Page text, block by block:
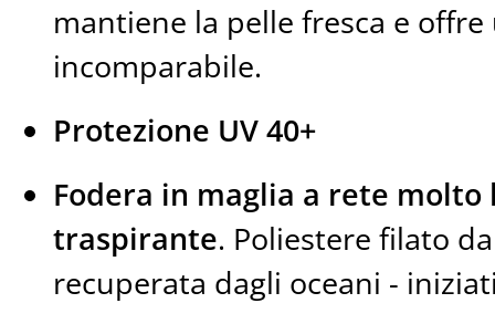
mantiene la pelle fresca e offre
incomparabile.
Protezione UV 40+
Fodera in maglia a rete molto
traspirante. Poliestere filato
recuperata dagli oceani -